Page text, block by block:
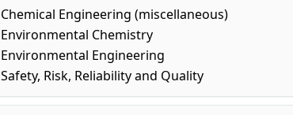
Chemical Engineering (miscellaneous)
Environmental Chemistry
Environmental Engineering
Safety, Risk, Reliability and Quality